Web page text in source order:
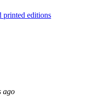
printed editions
ago